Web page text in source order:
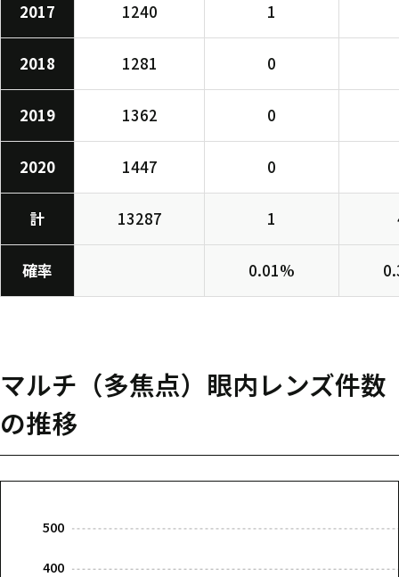
2017 1240 1
2018 1281 0
2019 1362 0
2020 1447 0
計 13287 1
確率 0.01%
マルチ（多焦点）眼内レンズ件数
の推移
400
500